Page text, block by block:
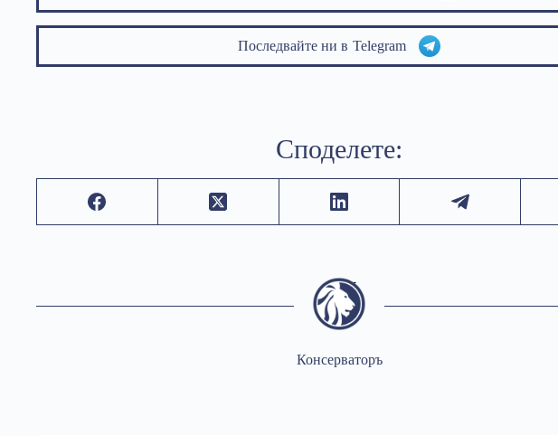
Последвайте ни в Telegram
Споделете:
Консерваторъ